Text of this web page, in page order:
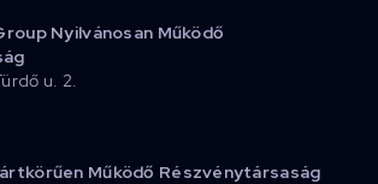
Nyilvánosan Működő
u. 2.
Működő Részvénytársaság